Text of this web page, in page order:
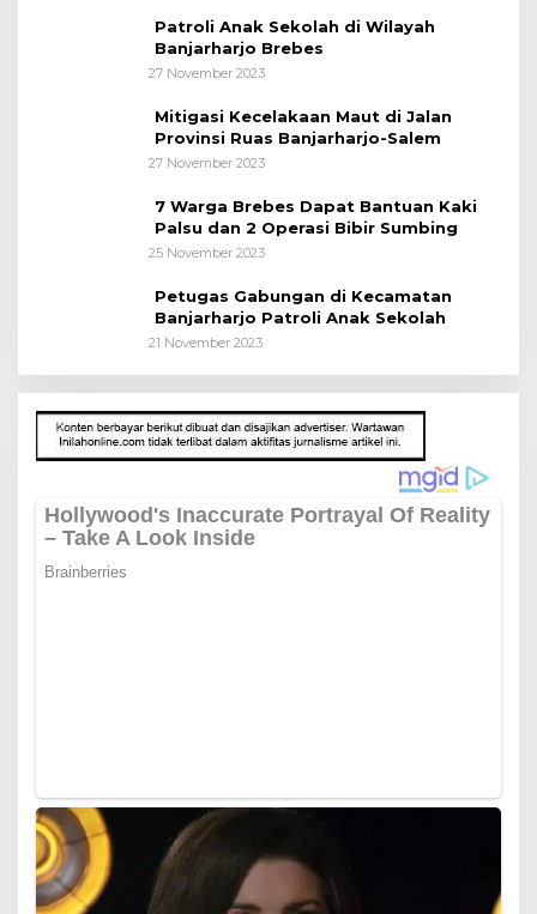
Patroli Anak Sekolah di Wilayah
Banjarharjo Brebes
27 November 2023
Mitigasi Kecelakaan Maut di Jalan
Provinsi Ruas Banjarharjo-Salem
27 November 2023
7 Warga Brebes Dapat Bantuan Kaki
Palsu dan 2 Operasi Bibir Sumbing
25 November 2023
Petugas Gabungan di Kecamatan
Banjarharjo Patroli Anak Sekolah
21 November 2023